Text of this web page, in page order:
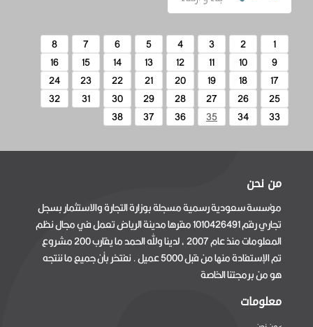
1
2
3
4
5
6
7
8
9
10
11
12
13
14
15
16
17
18
19
20
21
22
23
24
25
26
27
28
29
30
31
32
33
34
35
36
37
38
من نحن
مؤسسة سعودية رسمية مسجلة بوزارة التجارة والاستثمار بسجل
تجاري رقم 1010426491 مقرها مدينة الرياض تعمل في مجال نظم
المعلومات منذ عام 2007 ، لدينا ولله الحمد ما يقارب 200 مشروع
تم الإستفادة منها من قبل 5000 عميل . نفتخر بأن جميع ما ننتجه
هو من برمجتنا الخاصة
معلومات